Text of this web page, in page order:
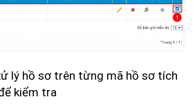
lý hồ sơ trên từng mã hồ sơ tích
kiểm tra